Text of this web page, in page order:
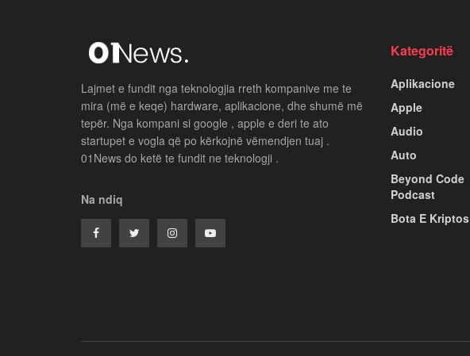
Lajmet e fundit nga teknologjia rreth kompanive me te
mira (më e keqe) hardware, aplikacione, dhe shumë më
tepër. Nga kompani si google , apple e deri te ato
startupet e vogla që po kërkojnë vëmendjen tuaj .
01News do ketë te fundit ne teknologji .
Na ndiq
Kategoritë
Aplikacione
Apple
Audio
Auto
Beyond Code
Podcast
Bota E Kriptos